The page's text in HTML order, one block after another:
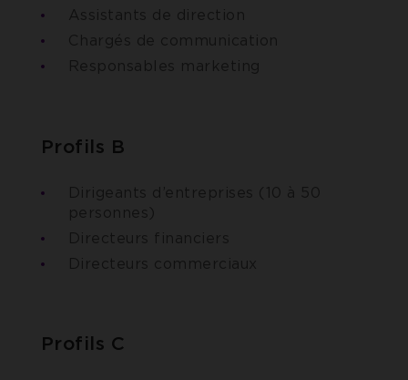
Assistants de direction
Chargés de communication
Responsables marketing
Profils B
Dirigeants d’entreprises (10 à 50
personnes)
Directeurs financiers
Directeurs commerciaux
Profils C